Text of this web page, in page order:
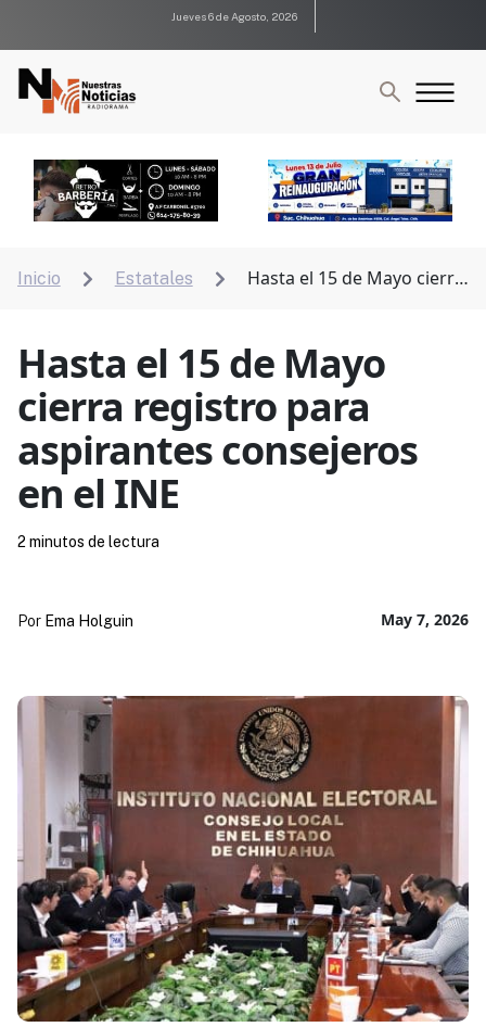
Jueves 6 de Agosto, 2026
Inicio  Estatales 
Hasta el 15 de Mayo cierra
Hasta el 15 de Mayo
cierra registro para
aspirantes consejeros
en el INE
May 7, 2026
Por Ema Holguin
2 minutos de lectura